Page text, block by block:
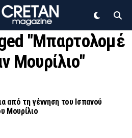
"Μπαρτολομέ
Μουρίλιο"
από τη γέννηση του Ισπανού
Μουρίλιο